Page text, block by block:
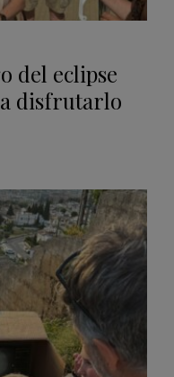
del eclipse
disfrutarlo